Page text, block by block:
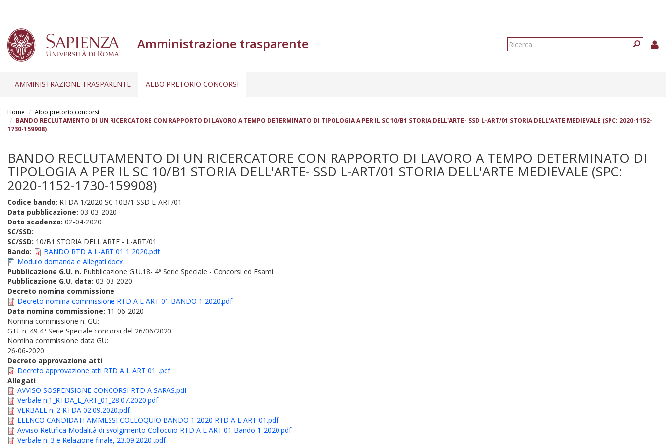
contenuto
principale
Amministrazione trasparente
Form
AMMINISTRAZIONE TRASPARENTE ALBO PRETORIO CONCORSI
Home
Albo pretorio concorsi
BANDO RECLUTAMENTO DI UN RICERCATORE CON RAPPORTO DI LAVORO A TEMPO DETERMINATO DI TIPOLOGIA A PER IL SC 10/B1 STORIA DELL'ARTE- SSD L-ART/01 STORIA DELL'ARTE MEDIEVALE (SPC: 2020-1152-
1730-159908)
BANDO RECLUTAMENTO DI UN RICERCATORE CON RAPPORTO DI LAVORO A TEMPO DETERMINATO DI
TIPOLOGIA A PER IL SC 10/B1 STORIA DELL'ARTE- SSD L-ART/01 STORIA DELL'ARTE MEDIEVALE (SPC:
2020-1152-1730-159908)
Codice bando: RTDA 1/2020 SC 10B/1 SSD L-ART/01
Data pubblicazione: 03-03-2020
Data scadenza: 02-04-2020
SC/SSD:
SC/SSD: 10/B1 STORIA DELL'ARTE - L-ART/01
Bando:
BANDO RTD A L-ART 01 1 2020.pdf
Modulo domanda e Allegati.docx
Pubblicazione G.U. n. Pubblicazione G.U.18- 4ª Serie Speciale - Concorsi ed Esami
Pubblicazione G.U. data: 03-03-2020
Decreto nomina commissione
Decreto nomina commissione RTD A L ART 01 BANDO 1 2020.pdf
Data nomina commissione: 11-06-2020
Nomina commissione n. GU:
G.U. n. 49 4ª Serie Speciale concorsi del 26/06/2020
Nomina commissione data GU:
26-06-2020
Decreto approvazione atti
Decreto approvazione atti RTD A L ART 01_.pdf
Allegati
AVVISO SOSPENSIONE CONCORSI RTD A SARAS.pdf
Verbale n.1_RTDA_L_ART_01_28.07.2020.pdf
VERBALE n. 2 RTDA 02.09.2020.pdf
ELENCO CANDIDATI AMMESSI COLLOQUIO BANDO 1 2020 RTD A L ART 01.pdf
Avviso Rettifica Modalità di svolgimento Colloquio RTD A L ART 01 Bando 1-2020.pdf
Verbale n. 3 e Relazione finale, 23.09.2020 .pdf